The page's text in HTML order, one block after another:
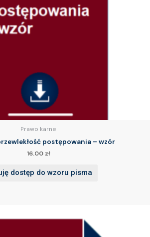
Prawo karne
postępowania – wzór
16.00 zł
dostęp do wzoru pisma